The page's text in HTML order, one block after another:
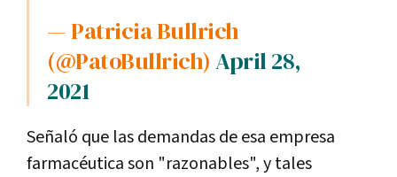
— Patricia Bullrich
(@PatoBullrich)April 28,
2021
Señaló que las demandas de esa empresa
farmacéutica son "razonables", y tales